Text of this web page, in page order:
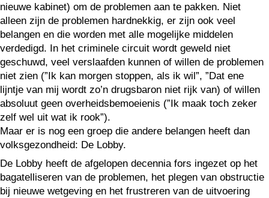
nieuwe kabinet) om de problemen aan te pakken. Niet
alleen zijn de problemen hardnekkig, er zijn ook veel
belangen en die worden met alle mogelijke middelen
verdedigd. In het criminele circuit wordt geweld niet
geschuwd, veel verslaafden kunnen of willen de problemen
niet zien (”Ik kan morgen stoppen, als ik wil”, ”Dat ene
lijntje van mij wordt zo’n drugsbaron niet rijk van) of willen
absoluut geen overheidsbemoeienis (”Ik maak toch zeker
zelf wel uit wat ik rook”).
Maar er is nog een groep die andere belangen heeft dan
volksgezondheid: De Lobby.
De Lobby heeft de afgelopen decennia fors ingezet op het
bagatelliseren van de problemen, het plegen van obstructie
bij nieuwe wetgeving en het frustreren van de uitvoering